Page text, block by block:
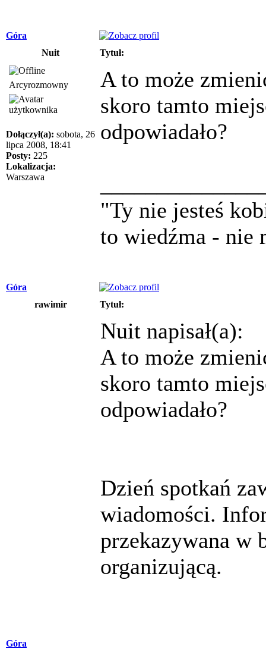
Góra
Nuit
Tytuł:
Arcyrozmowny
Dołączył(a): sobota, 26
lipca 2008, 18:41
Posty: 225
Lokalizacja:
Warszawa
A to może
skoro tamto
odpowiadało?
"Ty nie jesteś
to wiedźma - nie
Góra
rawimir
Tytuł:
Nuit napisał(a):
A to może
skoro tamto
odpowiadało?
Dzień spotkań
wiadomości.
przekazywana w
organizującą.
Góra